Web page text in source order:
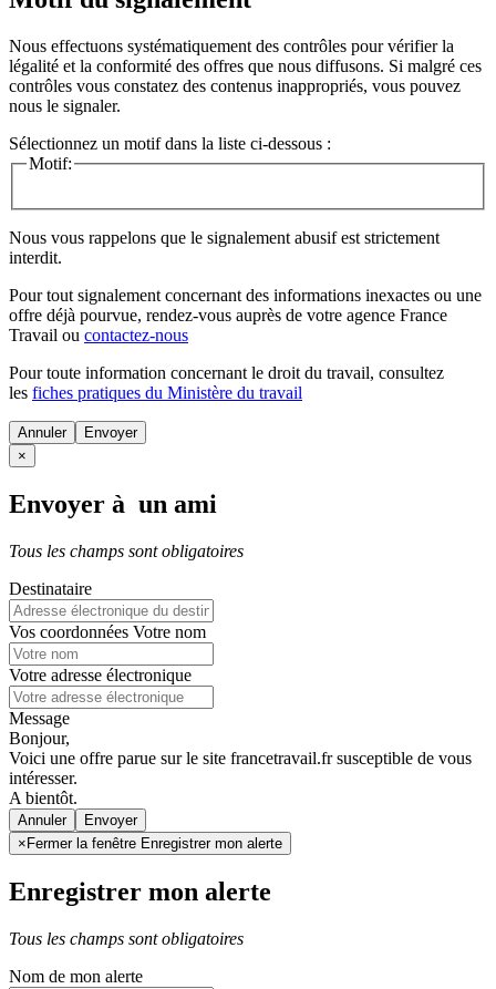
Nous effectuons systématiquement des contrôles pour vérifier la
légalité et la conformité des offres que nous diffusons. Si malgré ces
contrôles vous constatez des contenus inappropriés, vous pouvez
nous le signaler.
Sélectionnez un motif dans la liste ci-dessous :
Motif:
Nous vous rappelons que le signalement abusif est strictement
interdit.
Pour tout signalement concernant des informations inexactes ou une
offre déjà pourvue, rendez-vous auprès de votre agence France
Travail ou contactez-nous
Pour toute information concernant le droit du travail, consultez
les fiches pratiques du Ministère du travail
Annuler
×
Envoyer à un ami
Tous les champs sont obligatoires
Destinataire
Vos coordonnées Votre nom
Votre adresse électronique
Message
Bonjour,
Voici une offre parue sur le site francetravail.fr susceptible de vous
intéresser.
A bientôt.
Annuler
× Fermer la fenêtre Enregistrer mon alerte
Enregistrer mon alerte
Tous les champs sont obligatoires
Nom de mon alerte